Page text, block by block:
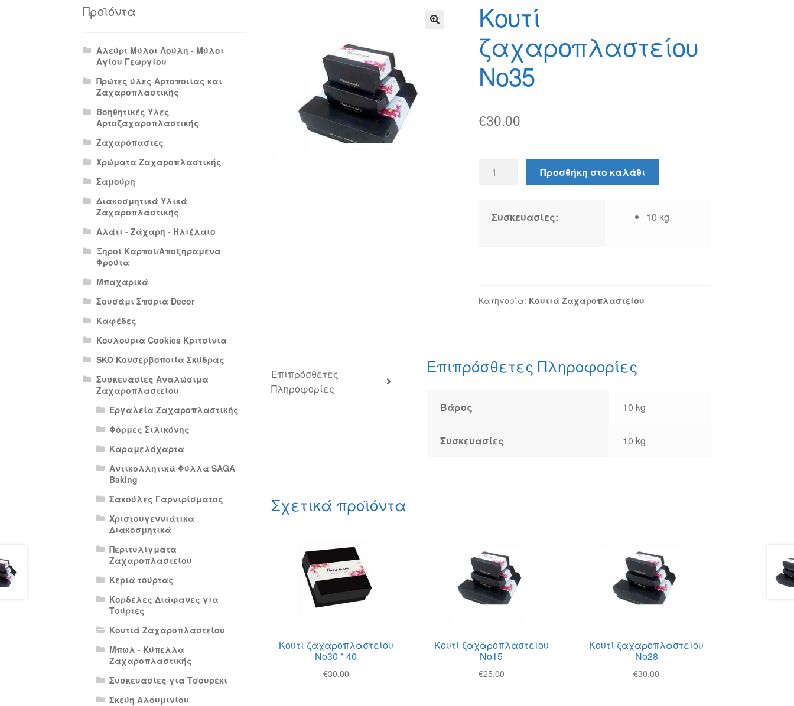
Πολιτική Απορρήτου
Κουτί
ζαχαροπλαστείου
Νο35
€30.00
ζαχαροπλαστείου
Προσθήκη στο καλάθι
Συσκευασίες: 10 kg
Κατηγορία: Κουτιά Ζαχαροπλαστείου
Επιπρόσθετες
Πληροφορίες
Επιπρόσθετες Πληροφορίες
Βάρος 10 kg
Συσκευασίες 10 kg
Σχετικά προϊόντα
Κουτί ζαχαροπλαστείου
Νο30 * 40
€30.00
Κουτί ζαχαροπλαστείου
Νο15
€25.00
Κουτί ζαχαροπλαστείου
Νο28
€30.00
Προϊόντα
Αλεύρι Μύλοι Λούλη - Μύλοι
Αγίου Γεωργίου
Πρώτες ύλες Αρτοποιίας και
Ζαχαροπλαστικής
Βοηθητικές Ύλες
Αρτοζαχαροπλαστικής
Ζαχαρόπαστες
Χρώματα Ζαχαροπλαστικής
Σαμούρη
Διακοσμητικά Υλικά
Ζαχαροπλαστικής
Αλάτι - Ζάχαρη - Ηλιέλαιο
Ξηροί Καρποί/Αποξηραμένα
Φρούτα
Μπαχαρικά
Σουσάμι Σπόρια Decor
Καφέδες
Κουλούρια Cookies Κριτσίνια
SKO Κονσερβοποιία Σκύδρας
Συσκευασίες Αναλώσιμα
Ζαχαροπλαστείου
Εργαλεία Ζαχαροπλαστικής
Φόρμες Σιλικόνης
Καραμελόχαρτα
Αντικολλητικά Φύλλα SAGA
Baking
Σακούλες Γαρνιρίσματος
Χριστουγεννιάτικα
Διακοσμητικά
Περιτυλίγματα
Ζαχαροπλαστείου
Κεριά τούρτας
Κορδέλες Διάφανες για
Τούρτες
Κουτιά Ζαχαροπλαστείου
Μπωλ - Κύπελλα
Ζαχαροπλαστικής
Συσκευασίες για Τσουρέκι
Σκεύη Αλουμινίου